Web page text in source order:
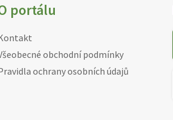
portálu
obchodní podmínky
ochrany osobních údajů